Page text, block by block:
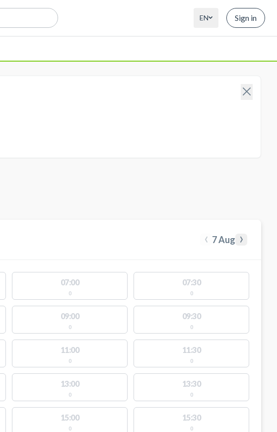
EN Sign in
‹ 7 Aug ›
07:00
0
07:30
0
09:00
0
09:30
0
11:00
0
11:30
0
13:00
0
13:30
0
15:00
0
15:30
0